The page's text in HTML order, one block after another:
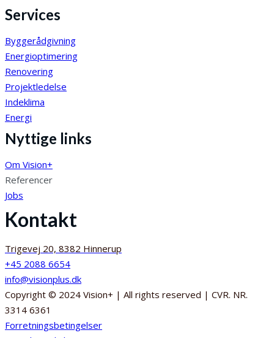
Services
Byggerådgivning
Energioptimering
Renovering
Projektledelse
Indeklima
Energi
Nyttige links
Om Vision+
Referencer
Jobs
Kontakt
Trigevej 20, 8382 Hinnerup
+45 2088 6654
info@visionplus.dk
Copyright © 2024 Vision+ | All rights reserved | CVR. NR.
3314 6361
Forretningsbetingelser